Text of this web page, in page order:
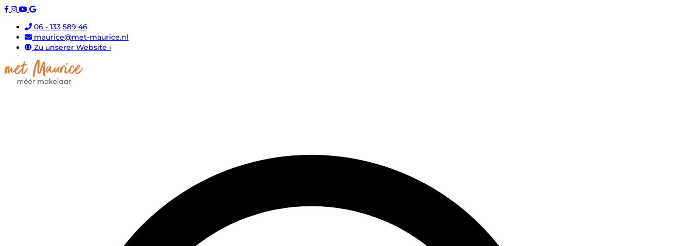
06 - 133 589 46
maurice@met-maurice.nl
Zu unserer Website ›